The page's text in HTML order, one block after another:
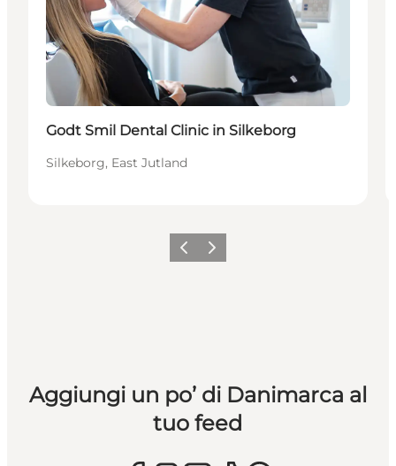
Godt Smil Dental Clinic in Silkeborg
Silkeborg, East Jutland
Precedente
Avanti
Aggiungi un po’ di Danimarca al
tuo feed